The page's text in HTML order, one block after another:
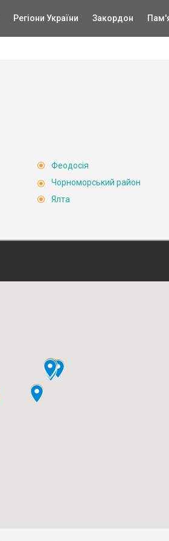
Регіони України Закордон
Феодосія
Чорноморський район
Ялта